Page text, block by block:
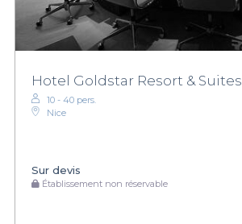
Hotel Goldstar Resort & Suites
10 - 40 pers.
Nice
Sur devis
Établissement non réservable